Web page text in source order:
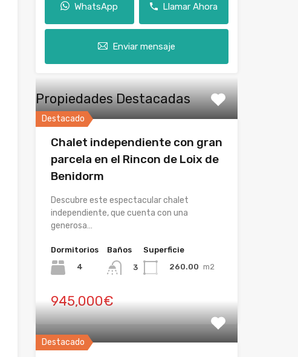
WhatsApp Llamar Ahora
Enviar mensaje
Propiedades Destacadas
Destacado
Chalet independiente con gran
parcela en el Rincon de Loix de
Benidorm
Descubre este espectacular chalet
independiente, que cuenta con una
generosa…
Dormitorios
4
Baños
3
Superficie
260.00 m2
945,000€
Destacado